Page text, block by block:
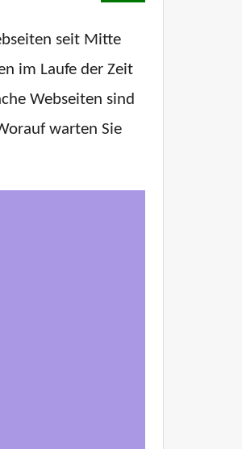
seit Mitte
im Laufe der Zeit
Webseiten sind
warten Sie